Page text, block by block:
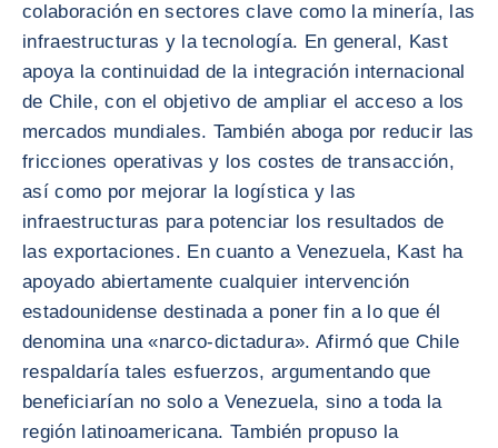
colaboración en sectores clave como la minería, las
infraestructuras y la tecnología. En general, Kast
apoya la continuidad de la integración internacional
de Chile, con el objetivo de ampliar el acceso a los
mercados mundiales. También aboga por reducir las
fricciones operativas y los costes de transacción,
así como por mejorar la logística y las
infraestructuras para potenciar los resultados de
las exportaciones. En cuanto a Venezuela, Kast ha
apoyado abiertamente cualquier intervención
estadounidense destinada a poner fin a lo que él
denomina una «narco-dictadura». Afirmó que Chile
respaldaría tales esfuerzos, argumentando que
beneficiarían no solo a Venezuela, sino a toda la
región latinoamericana. También propuso la